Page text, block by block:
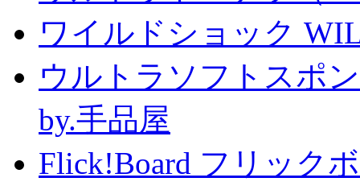
ワイルドショック
ウルトラソフトスポ
by.手品屋
Flick!Board フリック